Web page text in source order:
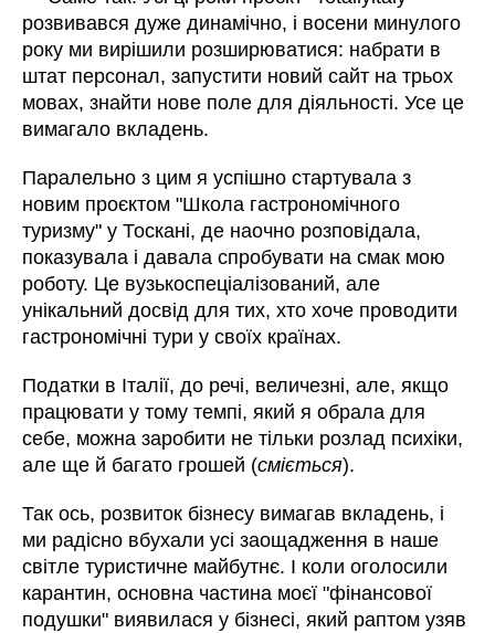
розвивався дуже динамічно, і восени минулого
року ми вирішили розширюватися: набрати в
штат персонал, запустити новий сайт на трьох
мовах, знайти нове поле для діяльності. Усе це
вимагало вкладень.
Паралельно з цим я успішно стартувала з
новим проєктом "Школа гастрономічного
туризму" у Тоскані, де наочно розповідала,
показувала і давала спробувати на смак мою
роботу. Це вузькоспеціалізований, але
унікальний досвід для тих, хто хоче проводити
гастрономічні тури у своїх країнах.
Податки в Італії, до речі, величезні, але, якщо
працювати у тому темпі, який я обрала для
себе, можна заробити не тільки розлад психіки,
але ще й багато грошей (сміється).
Так ось, розвиток бізнесу вимагав вкладень, і
ми радісно вбухали усі заощадження в наше
світле туристичне майбутнє. І коли оголосили
карантин, основна частина моєї "фінансової
подушки" виявилася у бізнесі, який раптом узяв